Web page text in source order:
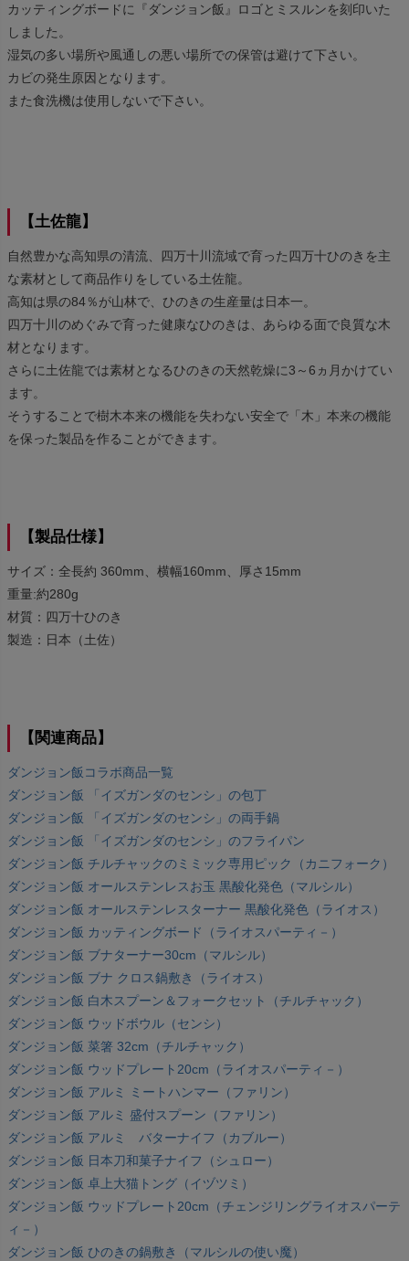
カッティングボードに『ダンジョン飯』ロゴとミスルンを刻印いた
しました。
湿気の多い場所や風通しの悪い場所での保管は避けて下さい。
カビの発生原因となります。
また食洗機は使用しないで下さい。
【土佐龍】
自然豊かな高知県の清流、四万十川流域で育った四万十ひのきを主
な素材として商品作りをしている土佐龍。
高知は県の84％が山林で、ひのきの生産量は日本一。
四万十川のめぐみで育った健康なひのきは、あらゆる面で良質な木
材となります。
さらに土佐龍では素材となるひのきの天然乾燥に3～6ヵ月かけてい
ます。
そうすることで樹木本来の機能を失わない安全で「木」本来の機能
を保った製品を作ることができます。
【製品仕様】
サイズ：全長約 360mm、横幅160mm、厚さ15mm
重量:約280g
材質：四万十ひのき
製造：日本（土佐）
【関連商品】
ダンジョン飯コラボ商品一覧
ダンジョン飯 「イズガンダのセンシ」の包丁
ダンジョン飯 「イズガンダのセンシ」の両手鍋
ダンジョン飯 「イズガンダのセンシ」のフライパン
ダンジョン飯 チルチャックのミミック専用ピック（カニフォーク）
ダンジョン飯 オールステンレスお玉 黒酸化発色（マルシル）
ダンジョン飯 オールステンレスターナー 黒酸化発色（ライオス）
ダンジョン飯 カッティングボード（ライオスパーティ－）
ダンジョン飯 ブナターナー30cm（マルシル）
ダンジョン飯 ブナ クロス鍋敷き（ライオス）
ダンジョン飯 白木スプーン＆フォークセット（チルチャック）
ダンジョン飯 ウッドボウル（センシ）
ダンジョン飯 菜箸 32cm（チルチャック）
ダンジョン飯 ウッドプレート20cm（ライオスパーティ－）
ダンジョン飯 アルミ ミートハンマー（ファリン）
ダンジョン飯 アルミ 盛付スプーン（ファリン）
ダンジョン飯 アルミ バターナイフ（カブルー）
ダンジョン飯 日本刀和菓子ナイフ（シュロー）
ダンジョン飯 卓上大猫トング（イヅツミ）
ダンジョン飯 ウッドプレート20cm（チェンジリングライオスパーテ
ィ－）
ダンジョン飯 ひのきの鍋敷き（マルシルの使い魔）